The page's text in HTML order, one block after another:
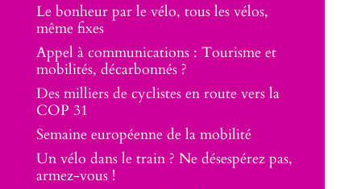
Le bonheur par le vélo, tous les vélos,
même fixes
Appel à communications : Tourisme et
mobilités, décarbonnés ?
Des milliers de cyclistes en route vers la
COP 31
Semaine européenne de la mobilité
Un vélo dans le train ? Ne désespérez pas,
armez-vous !